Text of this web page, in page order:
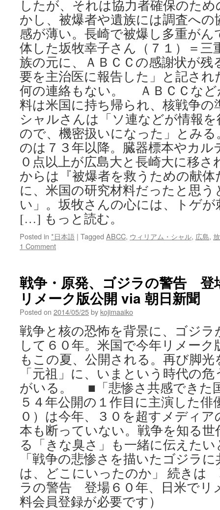
したが、それは協力者確保のた
かし、被爆者や遺族には調査へ
感が薄い。長崎で被爆し多重が
体した坂牧幸子さん（７１）＝三
族の元に、ＡＢＣＣの感謝状が残
要を主治医に報告した」と記さ
何の連絡もない。 ＡＢＣＣなど
料は米国に持ち帰られ、核戦争の
シャルさんは「ソ連などが情報
ので、機密扱いになった」とみ
のは７３年以降。臓器標本やカル
０点以上が広島大と長崎大に移
からは『被爆者を救うための献
に、米国の研究材料だったと思
い」。坂牧さんの心には、トゲ
[…] もっと読む。
Posted in *日本語 | Tagged ABCC, ウィリアム・シャル, 広島,
1 Comment
戦争・原発、ゴジラの警告 登
リメーク版公開 via 朝日新聞
Posted on 2014/05/25by kojimaaiko
戦争と核の恐怖を背景に、ゴジ
して６０年。米国で今年リメー
もこの夏、公開される。再び脚
「元祖」に、いまという時代の
がいる。 ■「悲惨さ共感でき
５４年公開の１作目に主演した俳
０）は今年、３０を超すメディ
本も断っていない。戦争を知る
る「きな臭さ」も一緒に伝えた
「戦争の悲惨さを描いたゴジラ
は、どこにいったのか」 続きは
ラの警告 登場６０年、日米で
料会員登録が必要です）